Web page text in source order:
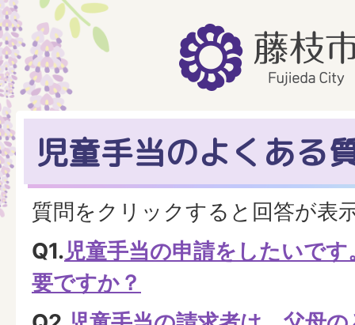
児童手当のよくある
質問をクリックすると回答が表
Q1.児童手当の申請をしたいで
要ですか？